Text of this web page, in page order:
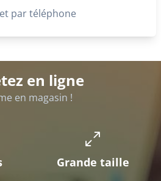
par téléphone
en ligne
en magasin !
Grande taille